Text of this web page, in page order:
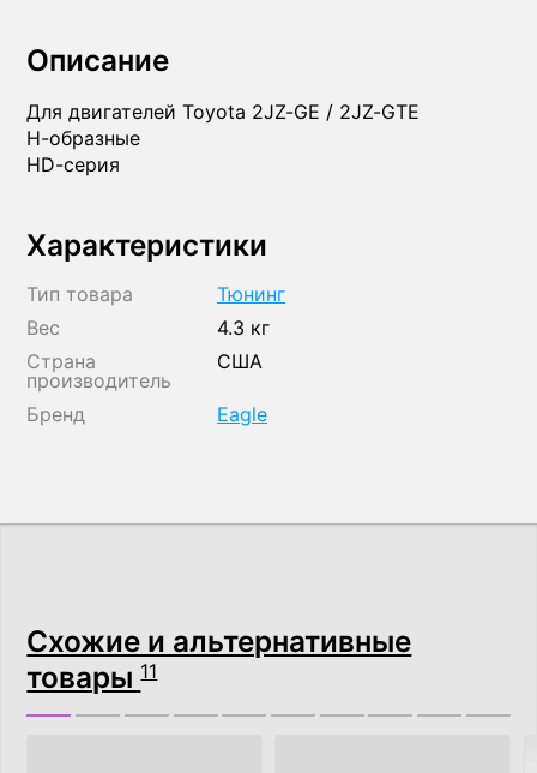
Описание
Для двигателей Toyota 2JZ-GE / 2JZ-GTE
H-образные
HD-серия
Характеристики
Тип товара
Тюнинг
Вес
4.3 кг
Страна
производитель
США
Бренд Eagle
Схожие и альтернативные
товары11